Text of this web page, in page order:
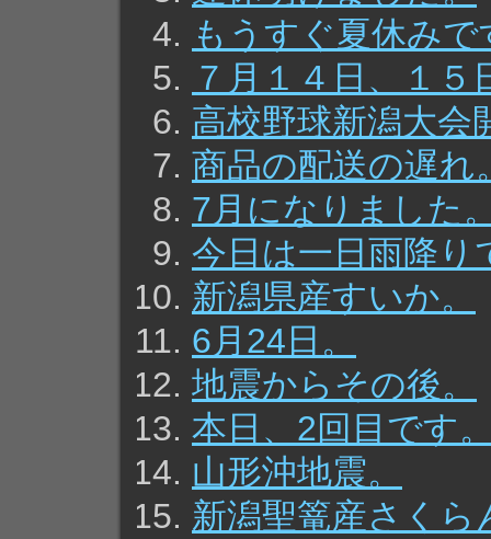
もうすぐ夏休みで
７月１４日、１
高校野球新潟大会
商品の配送の遅れ
7月になりました
今日は一日雨降り
新潟県産すいか。
6月24日。
地震からその後。
本日、2回目です
山形沖地震。
新潟聖篭産さくら